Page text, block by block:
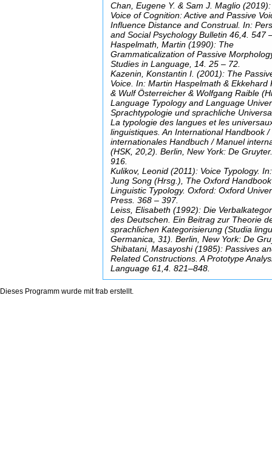
Chan, Eugene Y. & Sam J. Maglio
Voice of Cognition: Active and Passive
Influence Distance and Construal. In:
and Social Psychology Bulletin 46,4. 547
Haspelmath, Martin (1990): The
Grammaticalization of Passive
Studies in Language, 14. 25 – 72.
Kazenin, Konstantin I. (2001): The
Voice. In: Martin Haspelmath & Ekkehard
& Wulf Österreicher & Wolfgang Raible
Language Typology and Language
Sprachtypologie und sprachliche
La typologie des langues et les
linguistiques. An International Handbook /
internationales Handbuch / Manuel
(HSK, 20,2). Berlin, New York: De
916.
Kulikov, Leonid (2011): Voice Typology.
Jung Song (Hrsg.), The Oxford
Linguistic Typology. Oxford: Oxford
Press. 368 – 397.
Leiss, Elisabeth (1992): Die
des Deutschen. Ein Beitrag zur Theorie
sprachlichen Kategorisierung (Studia
Germanica, 31). Berlin, New York: De
Shibatani, Masayoshi (1985): Passives
Related Constructions. A Prototype
Language 61,4. 821–848.
Dieses Programm wurde mitfrab erstellt.